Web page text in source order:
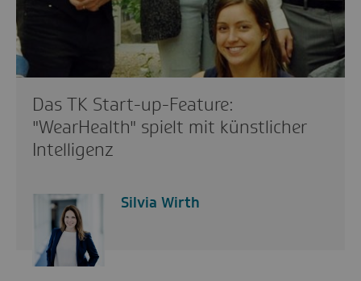
Das TK Start-up-Feature:
"WearHealth" spielt mit künstlicher
Intelligenz
Silvia Wirth